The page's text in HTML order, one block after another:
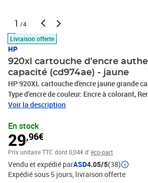
1 /4
Livraison offerte
HP
920xl cartouche d'encre
capacité (cd974ae) - jaune
HP 920XL cartouche d'encre jaune grande
Type d’encre de couleur: Encre à colorant,
d'encre de couleur: 700 pages, Quantité: 1
Voir la description
En stock
29,96€
Prix unitaire TTC dont 0,04€ d'éco-part
Vendu et expédié parASD4.05/5(38)
Expédié sous 5 jours livraison offerte